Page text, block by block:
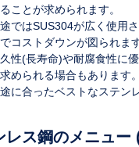
ことが求められます。
ではSUS304が広く使用
コストダウンが図られます
性(長寿命)や耐腐食性に
められる場合もあります。
に合ったベストなステン
レス鋼のメニュー